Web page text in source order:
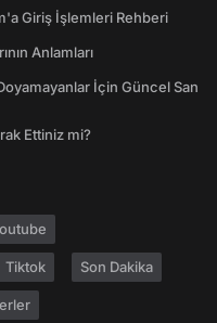
Giriş İşlemleri Rehberi
Anlamları
İçin Güncel San
Ettiniz mi?
Tiktok Son Dakika